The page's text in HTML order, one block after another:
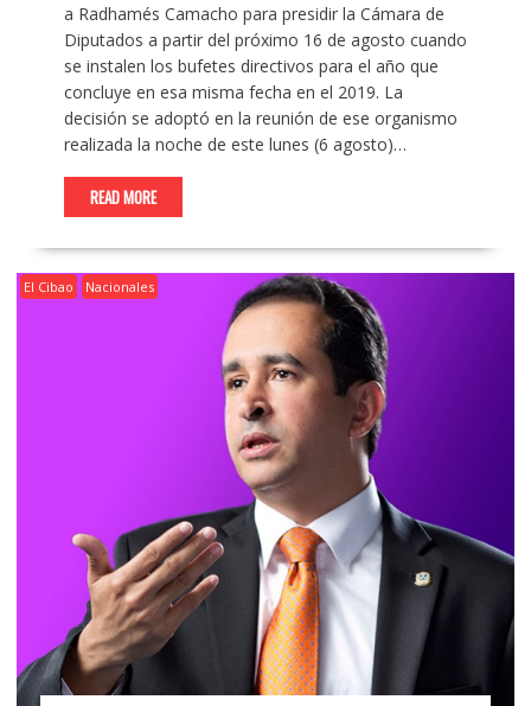
a Radhamés Camacho para presidir la Cámara de
Diputados a partir del próximo 16 de agosto cuando
se instalen los bufetes directivos para el año que
concluye en esa misma fecha en el 2019. La
decisión se adoptó en la reunión de ese organismo
realizada la noche de este lunes (6 agosto)…
READ MORE
El Cibao Nacionales